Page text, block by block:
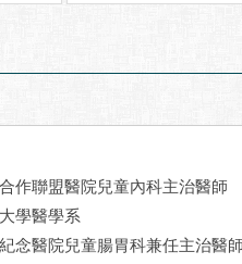
作聯盟醫院兒童內科主治醫師
學醫學系
念醫院兒童腸胃科兼任主治醫師